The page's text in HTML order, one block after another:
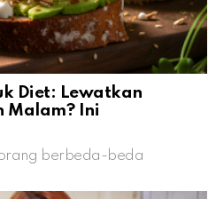
Diet: Lewatkan
Malam? Ini
berbeda-beda